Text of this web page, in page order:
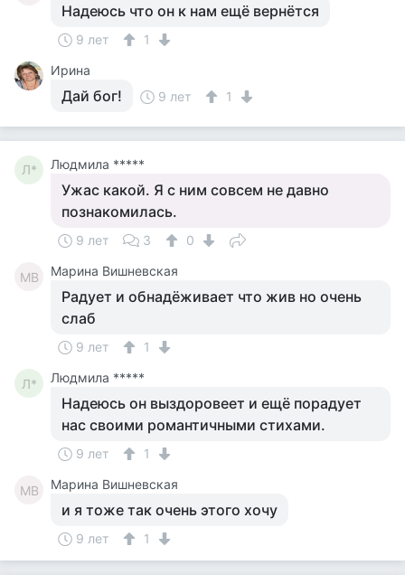
Надеюсь что он к нам ещё вернётся
9 лет
1
Ирина
Дай бог! 9 лет 1
Л* Людмила *****
Ужас какой. Я с ним совсем не давно
познакомилась.
9 лет 3 0
МВ Марина Вишневская
Радует и обнадёживает что жив но очень
слаб
9 лет 1
Л* Людмила *****
Надеюсь он выздоровеет и ещё порадует
нас своими романтичными стихами.
9 лет 1
МВ Марина Вишневская
и я тоже так очень этого хочу
9 лет 1